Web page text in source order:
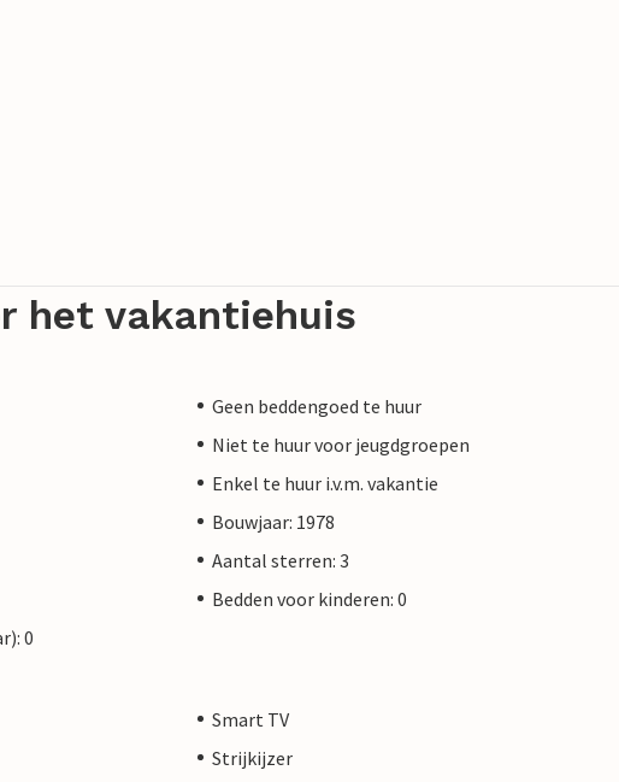
het vakantiehuis
Geen beddengoed te huur
Niet te huur voor jeugdgroepen
Enkel te huur i.v.m. vakantie
Bouwjaar: 1978
Aantal sterren: 3
Bedden voor kinderen: 0
0
Smart TV
Strijkijzer